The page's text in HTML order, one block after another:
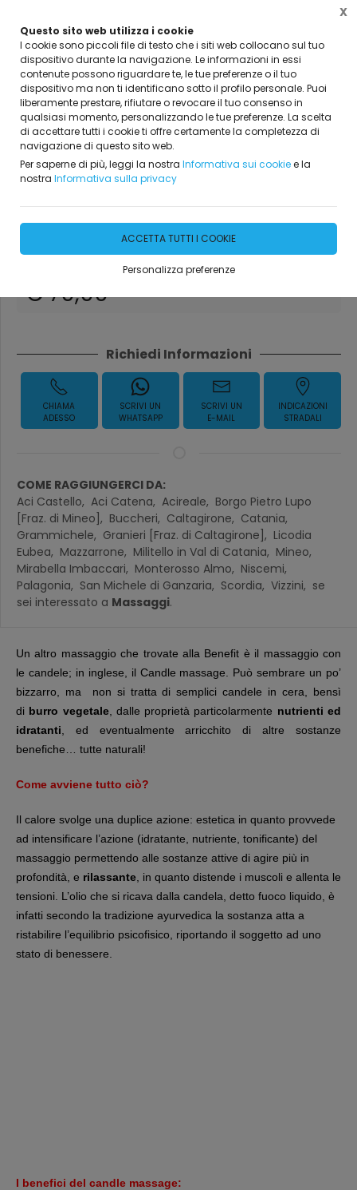
Questo sito web utilizza i cookie
I cookie sono piccoli file di testo che i siti web collocano sul tuo
dispositivo durante la navigazione. Le informazioni in essi
contenute possono riguardare te, le tue preferenze o il tuo
dispositivo ma non ti identificano sotto il profilo personale. Puoi
liberamente prestare, rifiutare o revocare il tuo consenso in
qualsiasi momento, personalizzando le tue preferenze. La scelta
di accettare tutti i cookie ti offre certamente la completezza di
navigazione di questo sito web.
Per saperne di più, leggi la nostra Informativa sui cookiee la
nostra Informativa sulla privacy
ACCETTA TUTTI I COOKIE
Personalizza preferenze
X
Home Servizi Massaggi
Candle Massage
DISPONIBILE
€ 70,00
Richiedi Informazioni
CHIAMA
ADESSO
SCRIVI UN
WHATSAPP
SCRIVI UN
E-MAIL
INDICAZIONI
STRADALI
COME RAGGIUNGERCI DA:
Aci Castello, Aci Catena, Acireale, Borgo Pietro Lupo
[Fraz. di Mineo], Buccheri, Caltagirone, Catania,
Grammichele, Granieri [Fraz. di Caltagirone], Licodia
Eubea, Mazzarrone, Militello in Val di Catania, Mineo,
Mirabella Imbaccari, Monterosso Almo, Niscemi,
Palagonia, San Michele di Ganzaria, Scordia, Vizzini, se
sei interessato a Massaggi.
Un altro massaggio che trovate alla Benefit è il massaggio con
le candele; in inglese, il Candle massage. Può sembrare un po’
bizzarro, ma non si tratta di semplici candele in cera, bensì
di burro vegetale, dalle proprietà particolarmente nutrienti ed
idratanti , ed eventualmente arricchito di altre sostanze
benefiche… tutte naturali!
Come avviene tutto ciò?
Il calore svolge una duplice azione: estetica in quanto provvede
ad intensificare l’azione (idratante, nutriente, tonificante) del
massaggio permettendo alle sostanze attive di agire più in
profondità, e rilassante , in quanto distende i muscoli e allenta le
tensioni. L’olio che si ricava dalla candela, detto fuoco liquido, è
infatti secondo la tradizione ayurvedica la sostanza atta a
ristabilire l’equilibrio psicofisico, riportando il soggetto ad uno
stato di benessere.
I benefici del candle massage: